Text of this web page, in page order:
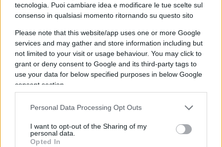
tecnologia. Puoi cambiare idea e modificare le tue scelte sul
consenso in qualsiasi momento ritornando su questo sito
Please note that this website/app uses one or more Google
services and may gather and store information including but
not limited to your visit or usage behaviour. You may click to
grant or deny consent to Google and its third-party tags to
use your data for below specified purposes in below Google
consent section.
Personal Data Processing Opt Outs
I want to opt-out of the Sharing of my
personal data.
Opted In
Marco Perduca, 9 agosto 2026
Sánchez schiera la Guardia
Civil contro gli italiani: qui
siamo al ridicolo!
Zuppa di Porro del 9 agosto 2026: rassegna
stampa quotidiana
Nicola Porro